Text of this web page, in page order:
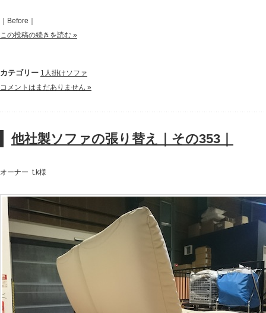
｜Before｜
この投稿の続きを読む »
カテゴリー 1人掛けソファ
コメントはまだありません »
他社製ソファの張り替え｜その353｜
オーナー t.k様